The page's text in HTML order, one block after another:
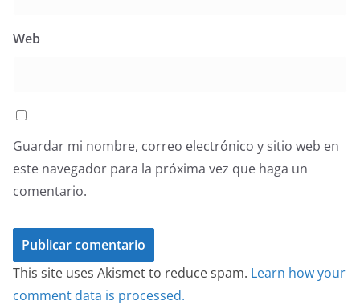
Web
Guardar mi nombre, correo electrónico y sitio web en
este navegador para la próxima vez que haga un
comentario.
This site uses Akismet to reduce spam. Learn how your
comment data is processed.